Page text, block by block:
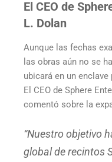
El CEO de
L. Dolan
Aunque las fechas
las obras aún no se
ubicará en un
El CEO de Sphere
comentó sobre la
“Nuestro objetivo
global de recintos